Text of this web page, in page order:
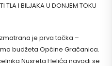
TLA I BILJAKA U DONJEM TOKU
je prva tačka –
budžeta Općine Gračanica.
Nusreta Helića navodi se